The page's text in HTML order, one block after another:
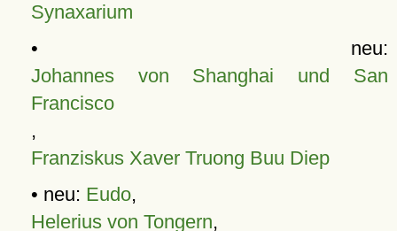
Synaxarium
• neu:
Johannes von Shanghai und San
Francisco
,
Franziskus Xaver Truong Buu Diep
• neu: Eudo,
Helerius von Tongern,